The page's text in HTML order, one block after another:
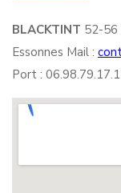
BLACKTINT 52-56
Essonnes Mail :
Port :